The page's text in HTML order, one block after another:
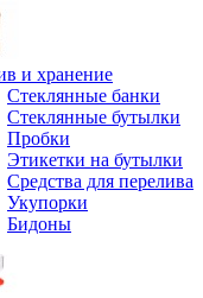
и хранение
Стеклянные банки
Стеклянные бутылки
Пробки
Этикетки на бутылки
Средства для перелива
Укупорки
Бидоны